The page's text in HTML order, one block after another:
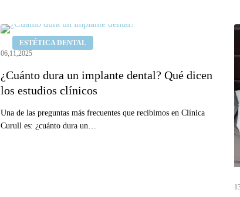
ESTÉTICA DENTAL
¿Cuánto
dura
implante
dental?
Qué
dicen
06,11,2025
¿Cuánto dura un implante dental? Qué dicen
los estudios clínicos
Una de las preguntas más frecuentes que recibimos en Clínica
Curull es: ¿cuánto dura un…